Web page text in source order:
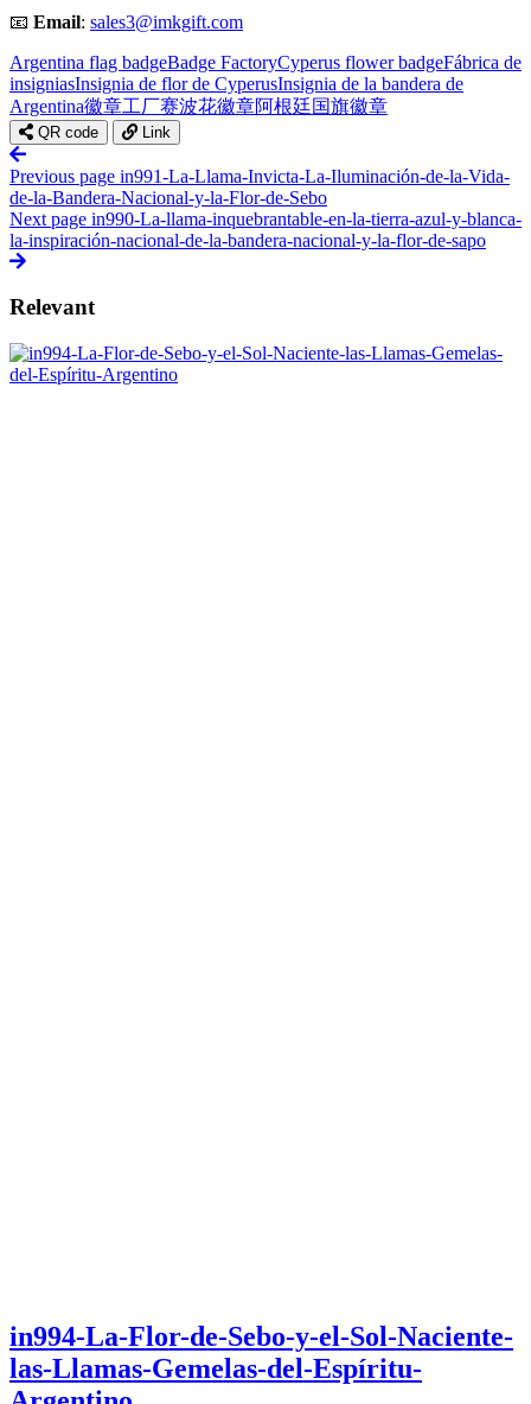
📧 Email: sales3@imkgift.com
Argentina flag badgeBadge FactoryCyperus flower badgeFábrica de
insigniasInsignia de flor de CyperusInsignia de la bandera de
Argentina徽章工厂赛波花徽章阿根廷国旗徽章
QR code Link
Previous page in991-La-Llama-Invicta-La-Iluminación-de-la-Vida-
de-la-Bandera-Nacional-y-la-Flor-de-Sebo
Next page in990-La-llama-inquebrantable-en-la-tierra-azul-y-blanca-
la-inspiración-nacional-de-la-bandera-nacional-y-la-flor-de-sapo
Relevant
in994-La-Flor-de-Sebo-y-el-Sol-Naciente-
las-Llamas-Gemelas-del-Espíritu-